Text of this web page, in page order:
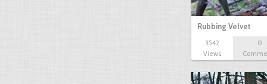
Rubbing Velvet
3542
Views
0